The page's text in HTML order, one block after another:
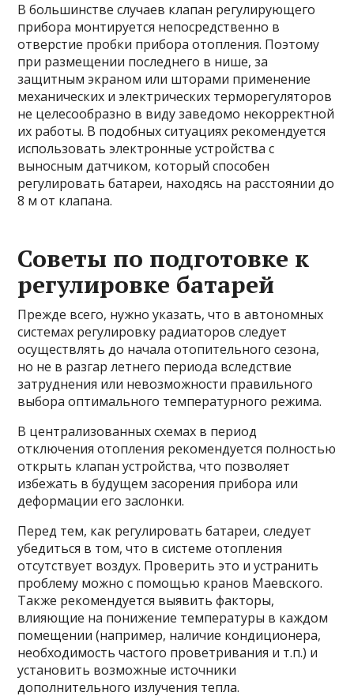
В большинстве случаев клапан регулирующего
прибора монтируется непосредственно в
отверстие пробки прибора отопления. Поэтому
при размещении последнего в нише, за
защитным экраном или шторами применение
механических и электрических терморегуляторов
не целесообразно в виду заведомо некорректной
их работы. В подобных ситуациях рекомендуется
использовать электронные устройства с
выносным датчиком, который способен
регулировать батареи, находясь на расстоянии до
8 м от клапана.
Советы по подготовке к
регулировке батарей
Прежде всего, нужно указать, что в автономных
системах регулировку радиаторов следует
осуществлять до начала отопительного сезона,
но не в разгар летнего периода вследствие
затруднения или невозможности правильного
выбора оптимального температурного режима.
В централизованных схемах в период
отключения отопления рекомендуется полностью
открыть клапан устройства, что позволяет
избежать в будущем засорения прибора или
деформации его заслонки.
Перед тем, как регулировать батареи, следует
убедиться в том, что в системе отопления
отсутствует воздух. Проверить это и устранить
проблему можно с помощью кранов Маевского.
Также рекомендуется выявить факторы,
влияющие на понижение температуры в каждом
помещении (например, наличие кондиционера,
необходимость частого проветривания и т.п.) и
установить возможные источники
дополнительного излучения тепла.